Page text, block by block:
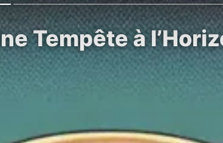
Tempête à